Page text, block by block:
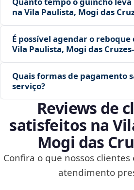
na Vila Paulista, Mogi das
É possível agendar o
Vila Paulista, Mogi das
Quais formas de pagamento
serviço?
Reviews de
satisfeitos na
Mogi das
Confira o que nossos
atendimento